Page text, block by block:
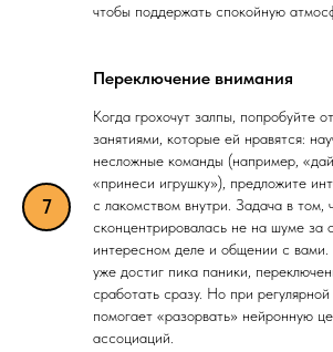
чтобы поддержать спокойную
Переключение внимания
Когда грохочут залпы, попробуйте
занятиями, которые ей нравятся:
несложные команды (например,
«принеси игрушку»), предложите
с лакомством внутри. Задача в том,
сконцентрировалась не на шуме за
интересном деле и общении с вами.
уже достиг пика паники,
сработать сразу. Но при
помогает «разорвать» нейронную
ассоциаций.